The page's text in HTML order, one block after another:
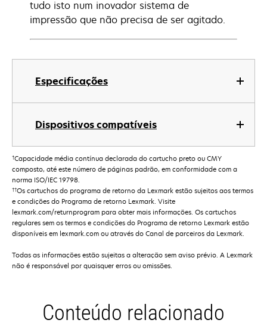
Especificações
Dispositivos compatíveis
tudo isto num inovador sistema de
impressão que não precisa de ser agitado.
†Capacidade média contínua declarada do cartucho preto ou CMY
composto, até este número de páginas padrão, em conformidade com a
norma ISO/IEC 19798.
††Os cartuchos do programa de retorno da Lexmark estão sujeitos aos termos
e condições do Programa de retorno Lexmark. Visite
lexmark.com/returnprogram para obter mais informações. Os cartuchos
regulares sem os termos e condições do Programa de retorno Lexmark estão
disponíveis em lexmark.com ou através do Canal de parceiros da Lexmark.
Todas as informações estão sujeitas a alteração sem aviso prévio. A Lexmark
não é responsável por quaisquer erros ou omissões.
Conteúdo relacionado